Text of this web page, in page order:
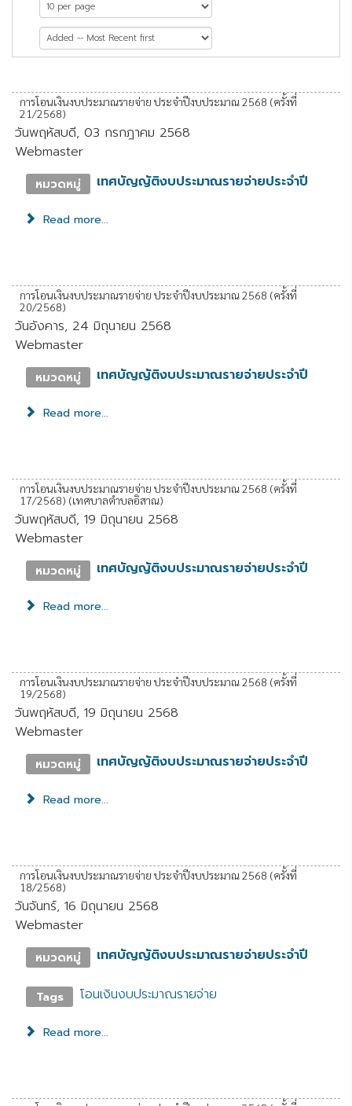
การโอนเงินงบประมาณรายจ่าย ประจำปีงบประมาณ 2568 (ครั้งที่
21/2568)
วันพฤหัสบดี, 03 กรกฎาคม 2568
Webmaster
หมวดหมู่ เทศบัญญัติงบประมาณรายจ่ายประจำปี
Read more...
การโอนเงินงบประมาณรายจ่าย ประจำปีงบประมาณ 2568 (ครั้งที่
20/2568)
วันอังคาร, 24 มิถุนายน 2568
Webmaster
หมวดหมู่ เทศบัญญัติงบประมาณรายจ่ายประจำปี
Read more...
การโอนเงินงบประมาณรายจ่าย ประจำปีงบประมาณ 2568 (ครั้งที่
17/2568) (เทศบาลตำบลอิสาณ)
วันพฤหัสบดี, 19 มิถุนายน 2568
Webmaster
หมวดหมู่ เทศบัญญัติงบประมาณรายจ่ายประจำปี
Read more...
การโอนเงินงบประมาณรายจ่าย ประจำปีงบประมาณ 2568 (ครั้งที่
19/2568)
วันพฤหัสบดี, 19 มิถุนายน 2568
Webmaster
หมวดหมู่ เทศบัญญัติงบประมาณรายจ่ายประจำปี
Read more...
การโอนเงินงบประมาณรายจ่าย ประจำปีงบประมาณ 2568 (ครั้งที่
18/2568)
วันจันทร์, 16 มิถุนายน 2568
Webmaster
หมวดหมู่ เทศบัญญัติงบประมาณรายจ่ายประจำปี
Tags โอนเงินงบประมาณรายจ่าย
Read more...